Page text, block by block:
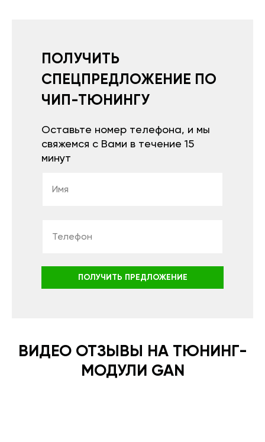
увеличился.Всем рекомендую к покупке.
ПОЛУЧИТЬ
СПЕЦПРЕДЛОЖЕНИЕ ПО
ЧИП-ТЮНИНГУ
Оставьте номер телефона, и мы
свяжемся с Вами в течение 15
минут
ПОЛУЧИТЬ ПРЕДЛОЖЕНИЕ
ВИДЕО ОТЗЫВЫ НА ТЮНИНГ-
МОДУЛИ GAN